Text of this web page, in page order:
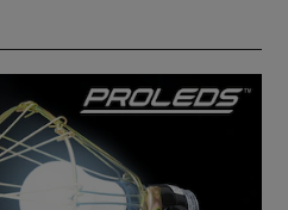
の作業用やレジャー、防災用に